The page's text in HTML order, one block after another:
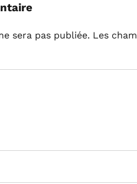
sera pas publiée. Les